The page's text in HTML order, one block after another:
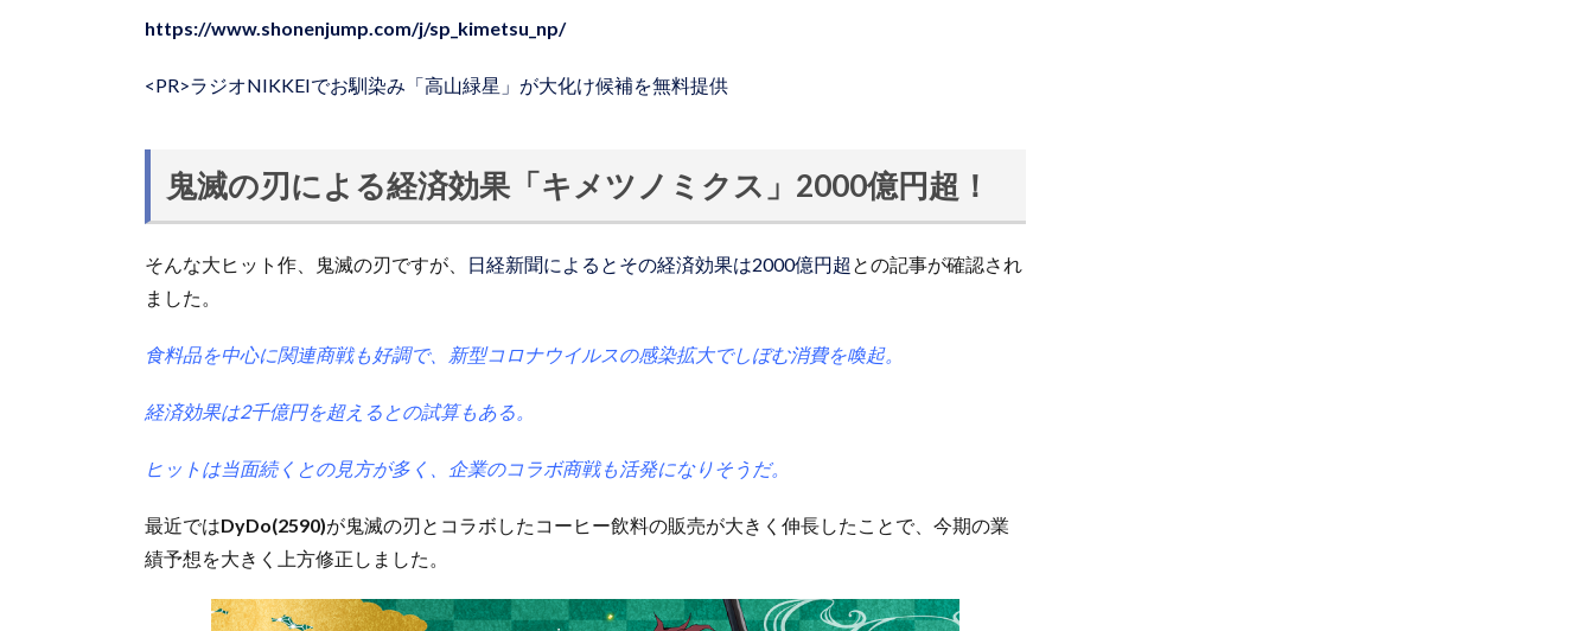
https://www.shonenjump.com/j/sp_kimetsu_np/
<PR>ラジオNIKKEIでお馴染み「高山緑星」が大化け候補を無料提供
鬼滅の刃による経済効果「キメツノミクス」2000億円超！
そんな大ヒット作、鬼滅の刃ですが、 日経新聞によるとその経済効果は2000億円超 との記事が確認され
ました。
食料品を中心に関連商戦も好調で、新型コロナウイルスの感染拡大でしぼむ消費を喚起。
経済効果は2千億円を超えるとの試算もある。
ヒットは当面続くとの見方が多く、企業のコラボ商戦も活発になりそうだ。
最近ではDyDo(2590)が鬼滅の刃とコラボしたコーヒー飲料の販売が大きく伸長したことで、今期の業
績予想を大きく上方修正しました。